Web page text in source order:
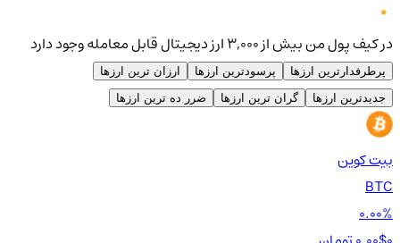
در کیف پول من بیش از ۳,۰۰۰ ارز دیجیتال قابل معامله وجود دارد
پرطرفدارترین ارزها پرسودترین ارزها
ارزان ترین ارزها
جدیدترین ارزها
گران ترین ارزها ضرر ده ترین ارزها
بیت کوین
BTC
0.00%